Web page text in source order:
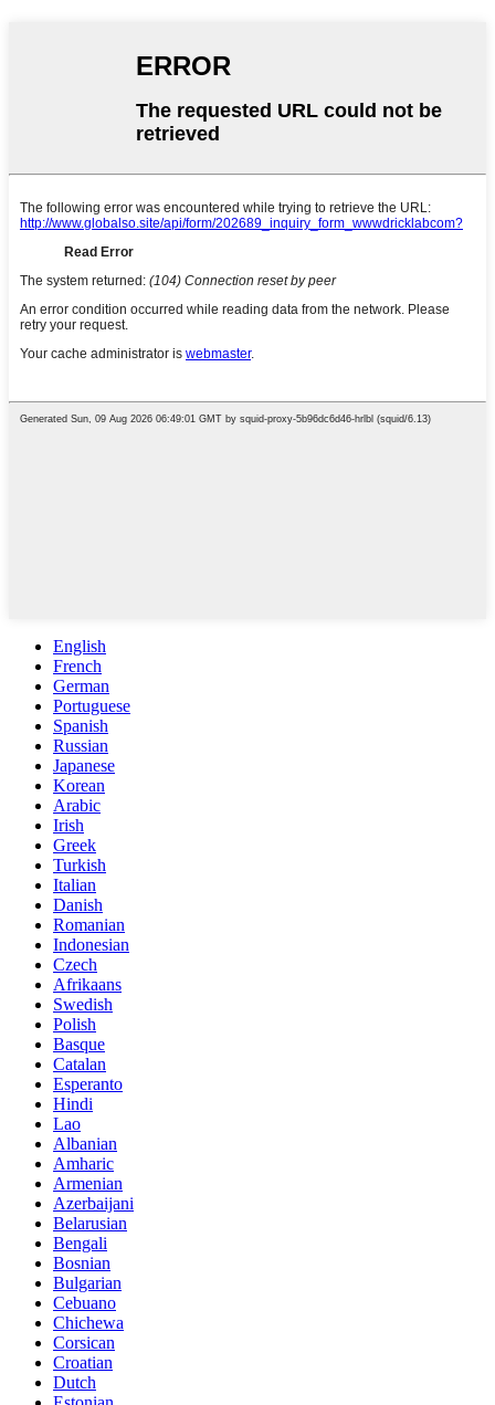
English
French
German
Portuguese
Spanish
Russian
Japanese
Korean
Arabic
Irish
Greek
Turkish
Italian
Danish
Romanian
Indonesian
Czech
Afrikaans
Swedish
Polish
Basque
Catalan
Esperanto
Hindi
Lao
Albanian
Amharic
Armenian
Azerbaijani
Belarusian
Bengali
Bosnian
Bulgarian
Cebuano
Chichewa
Corsican
Croatian
Dutch